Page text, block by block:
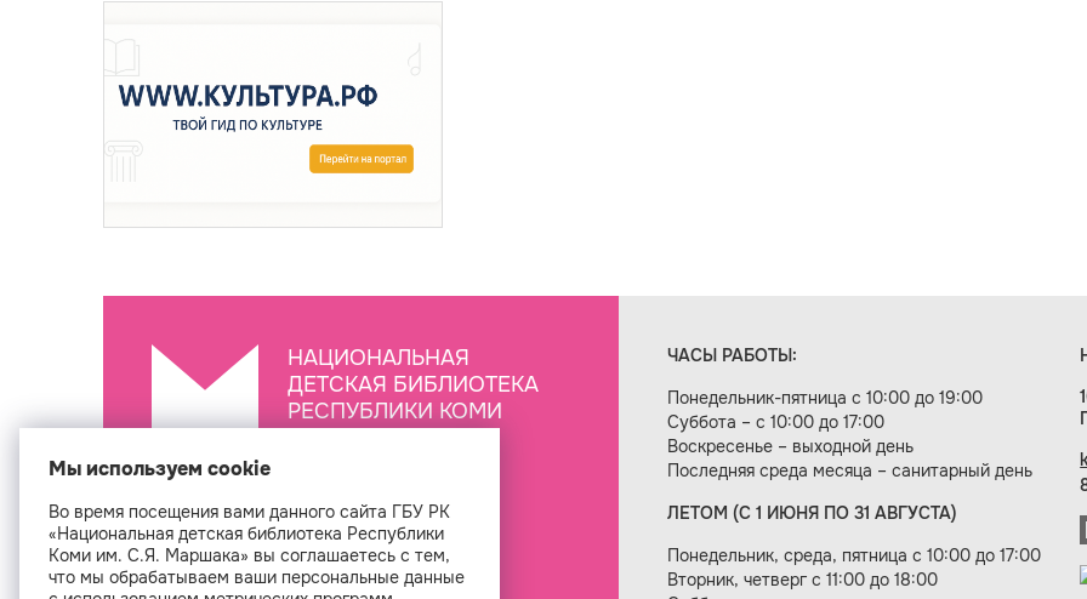
НАЦИОНАЛЬНАЯ
ДЕТСКАЯ БИБЛИОТЕКА
РЕСПУБЛИКИ КОМИ
ЧАСЫ РАБОТЫ:
Понедельник-пятница с 10:00 до 19:00
Суббота – с 10:00 до 17:00
Воскресенье – выходной день
Последняя среда месяца – санитарный день
ЛЕТОМ (С 1 ИЮНЯ ПО 31 АВГУСТА)
Понедельник, среда, пятница с 10:00 до 17:00
Вторник, четверг с 11:00 до 18:00
Создание сайта — веб-студия «Цифровой век»
Мы используем cookie
Во время посещения вами данного сайта ГБУ РК
«Национальная детская библиотека Республики
Коми им. С.Я. Маршака» вы соглашаетесь с тем,
что мы обрабатываем ваши персональные данные